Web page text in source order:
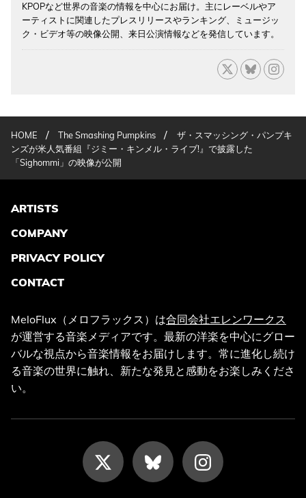
KPOPなど世界の音楽の情報を中心にお届け。主にレーベルやア
ーティストに関連したプレスリリースやランキング、ミュージッ
ク・ビデオ等の映像公開、来日公演情報などを発信しています。
HOME / The Smashing Pumpkins /
ザ・スマッシング・パンプキ
ンズが米人気番組『ジミー・キンメル・ライブ!』で披露した
「Sighommi」の映像が公開
ARTISTS
COMPANY
PRIVACY POLICY
CONTACT
MeloFlux（メロフラックス）は合同会社エレンワークス
が運営する音楽メディアです。最新の洋楽を中心にグロー
バルな視点から音楽情報をお届けします。常に進化し続け
る音楽の世界に触れ、新たな発見と感動をお楽しみくださ
い。